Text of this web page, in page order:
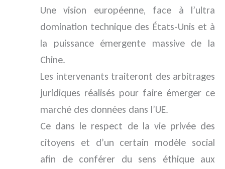
Une vision européenne, face à l’ultra
domination technique des États-Unis et à
la puissance émergente massive de la
Chine.
Les intervenants traiteront des arbitrages
juridiques réalisés pour faire émerger ce
marché des données dans l’UE.
Ce dans le respect de la vie privée des
citoyens et d’un certain modèle social
afin de conférer du sens éthique aux